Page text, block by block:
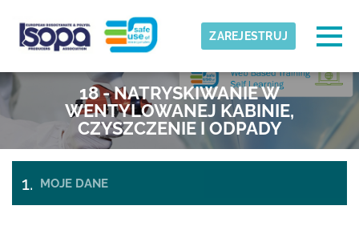
ZAREJESTRUJ
ISOPA-AISBL
18 - NATRYSKIWANIE W
WENTYLOWANEJ KABINIE,
CZYSZCZENIE I ODPADY
MOJE DANE
Wykryta strefa czasowa
OK